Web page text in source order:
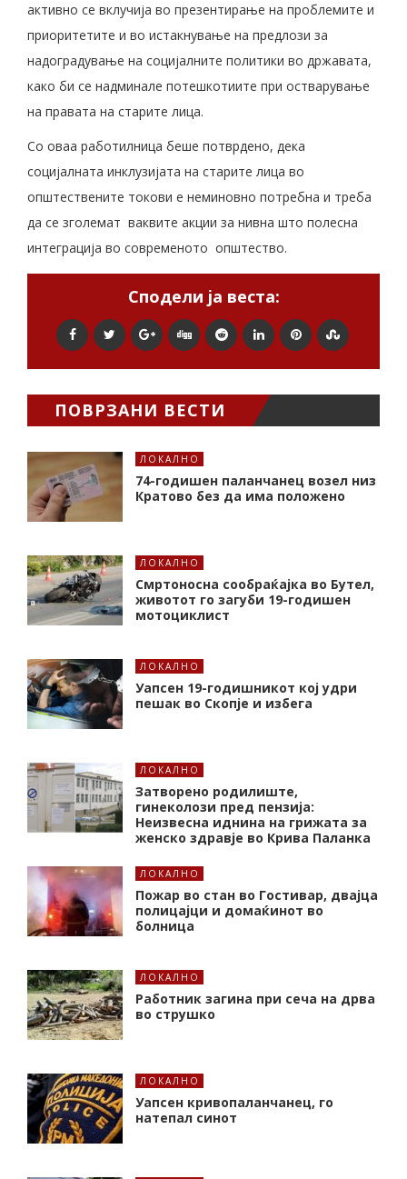
активно се вклучија во презентирање на проблемите и
приоритетите и во истакнување на предлози за
надоградување на социјалните политики во државата,
како би се надминале потешкотиите при остварување
на правата на старите лица.
Со оваа работилница беше потврдено, дека
социјалната инклузијата на старите лица во
општествените токови е неминовно потребна и треба
да се зголемат ваквите акции за нивна што полесна
интеграција во современото општество.
Сподели ја веста:
ПОВРЗАНИ ВЕСТИ
ЛОКАЛНО
74-годишен паланчанец возел низ
Кратово без да има положено
ЛОКАЛНО
Смртоносна сообраќајка во Бутел,
животот го загуби 19-годишен
мотоциклист
ЛОКАЛНО
Уапсен 19-годишникот кој удри
пешак во Скопје и избега
ЛОКАЛНО
Затворено родилиште,
гинеколози пред пензија:
Неизвесна иднина на грижата за
женско здравје во Крива Паланка
ЛОКАЛНО
Пожар во стан во Гостивар, двајца
полицајци и домаќинот во
болница
ЛОКАЛНО
Работник загина при сеча на дрва
во струшко
ЛОКАЛНО
Уапсен кривопаланчанец, го
натепал синот